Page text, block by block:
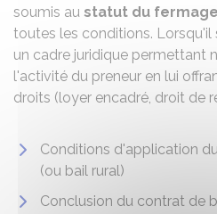
soumis au statut du fermage
toutes les conditions.
un cadre juridique permettant
l'activité du preneur en lui
droits (loyer encadré, droit de
Conditions d'application
(ou bail rural)
Conclusion du contrat de